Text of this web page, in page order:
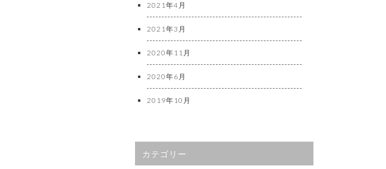
2021年4月
2021年3月
2020年11月
2020年6月
2019年10月
カテゴリー